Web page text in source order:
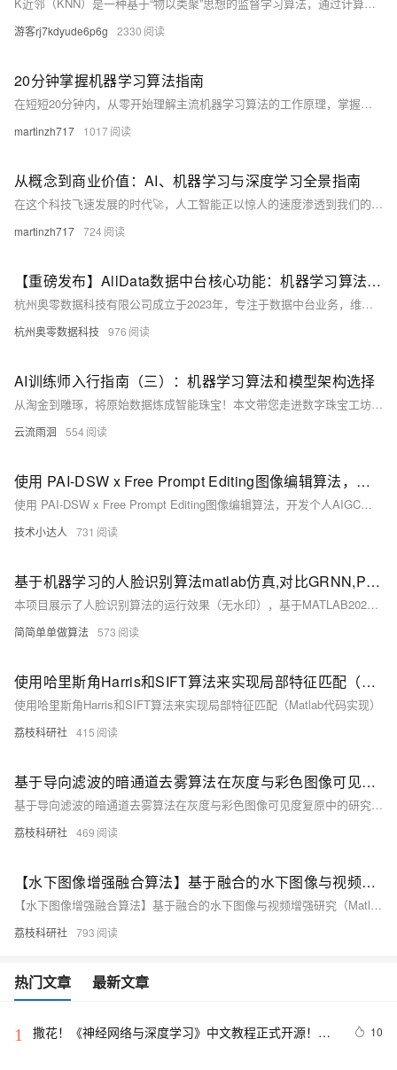
游客rj7kdyude6p6g 2330
20分钟掌握机器学习算法指南
在短短20分钟内，从零开始理解主流机器学习算法的工作原理，掌握算法选择策略，并建立对神经网络的直观认识。本文用通俗易懂的语言和生动的比喻，帮助你告别算法选择的困惑，轻松踏入AI的大门。
martinzh717 1017
从概念到商业价值：AI、机器学习与深度学习全景指南
在这个科技飞速发展的时代🚀，人工智能正以惊人的速度渗透到我们的生活和工作中👀。但面对铺天盖地的AI术语和概念，很多人感到困惑不已😣。"AI"、"机器学习"、"深度学习"和"神经网络"到底有什么区别？它们如何相互关联？如何利用这些技术提升工作效率和创造价值？
martinzh717 724
【重磅发布】AllData数据中台核心功能：机器学习算法平台
杭州奥零数据科技有限公司成立于2023年，专注于数据中台业务，维护开源项目AllData并提供商业版解决方案。AllData提供数据集成、存储、开发、治理及BI展示等一站式服务，支持AI大模型应用，助力企业高效利用数据价值。
杭州奥零数据科技 976
AI训练师入行指南（三）：机器学习算法和模型架构选择
从淘金到雕琢，将原始数据炼成智能珠宝！本文带您走进数字珠宝工坊，用算法工具打磨数据金砂。从基础的经典算法到精密的深度学习模型，结合电商、医疗、金融等场景实战，手把手教您选择合适工具，打造价值连城的智能应用。掌握AutoML改装套件与模型蒸馏术，让复杂问题迎刃而解。握紧算法刻刀，为数字世界雕刻文明！
云流雨洄 554
使用 PAI-DSW x Free Prompt Editing图像编辑算法，开发个人AIGC绘图小助理
使用 PAI-DSW x Free Prompt Editing图像编辑算法，开发个人AIGC绘图小助理
技术小达人 731
基于机器学习的人脸识别算法matlab仿真,对比GRNN,PNN,DNN以及BP四种网络
本项目展示了人脸识别算法的运行效果（无水印），基于MATLAB2022A开发。核心程序包含详细中文注释及操作视频。理论部分介绍了广义回归神经网络（GRNN）、概率神经网络（PNN）、深度神经网络（DNN）和反向传播（BP）神经网络在人脸识别中的应用，涵盖各算法的结构特点与性能比较。
简简单单做算法 573
使用哈里斯角Harris和SIFT算法来实现局部特征匹配（Matlab代码实现）
使用哈里斯角Harris和SIFT算法来实现局部特征匹配（Matlab代码实现）
荔枝科研社 415
基于导向滤波的暗通道去雾算法在灰度与彩色图像可见度复原中的研究（Matlab代码实现）
基于导向滤波的暗通道去雾算法在灰度与彩色图像可见度复原中的研究（Matlab代码实现）
荔枝科研社 469
【水下图像增强融合算法】基于融合的水下图像与视频增强研究（Matlab代码实现）
【水下图像增强融合算法】基于融合的水下图像与视频增强研究（Matlab代码实现）
荔枝科研社 793
热门文章 最新文章
1
撒花！《神经网络与深度学习》中文教程正式开源！全
10